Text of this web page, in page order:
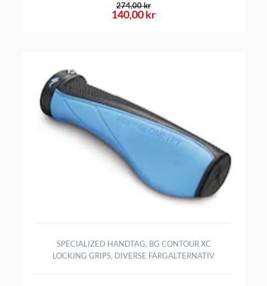
140,00 kr
274,00 kr
SPECIALIZED HANDTAG, BG CONTOUR XC
LOCKING GRIPS, DIVERSE FÄRGALTERNATIV